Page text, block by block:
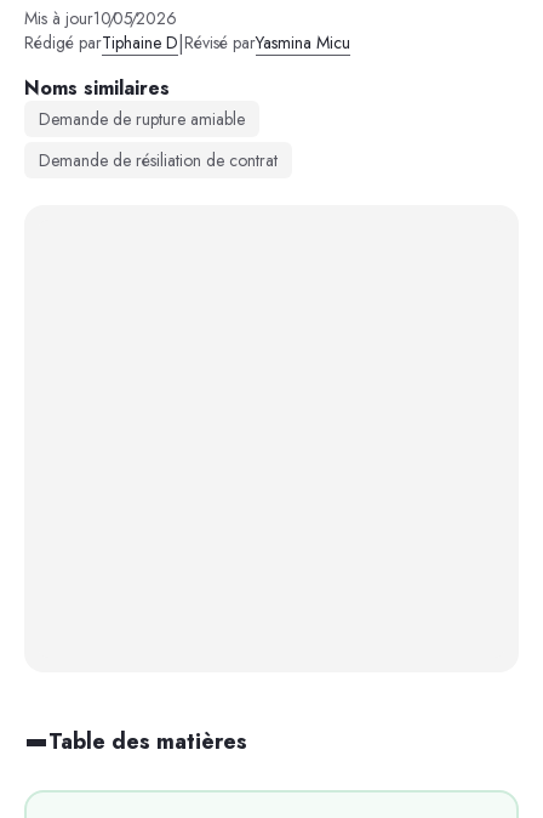
Mis à jour10/05/2026
Rédigé parTiphaine D|Révisé parYasmina Micu
Noms similaires
Demande de rupture amiable
Demande de résiliation de contrat
Table des matières